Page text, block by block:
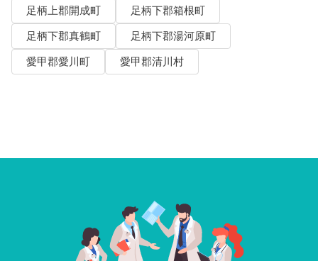
足柄上郡開成町
足柄下郡箱根町
足柄下郡真鶴町
足柄下郡湯河原町
愛甲郡愛川町
愛甲郡清川村